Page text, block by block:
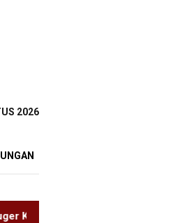
2026
Dinilai “Nol”, Warga Desa